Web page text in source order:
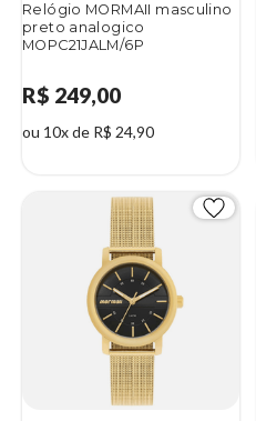
Relógio MORMAII masculino
preto analogico
MOPC21JALM/6P
R$ 249,00
ou 10x de R$ 24,90